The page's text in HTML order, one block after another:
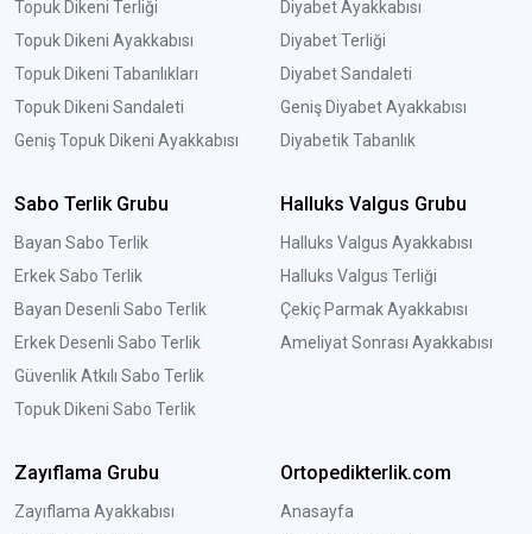
Topuk Dikeni Terliği
Topuk Dikeni Ayakkabısı
Topuk Dikeni Tabanlıkları
Topuk Dikeni Sandaleti
Geniş Topuk Dikeni Ayakkabısı
Diyabet Ayakkabısı
Diyabet Terliği
Diyabet Sandaleti
Geniş Diyabet Ayakkabısı
Diyabetik Tabanlık
Sabo Terlik Grubu
Bayan Sabo Terlik
Erkek Sabo Terlik
Bayan Desenli Sabo Terlik
Erkek Desenli Sabo Terlik
Güvenlik Atkılı Sabo Terlik
Topuk Dikeni Sabo Terlik
Halluks Valgus Grubu
Halluks Valgus Ayakkabısı
Halluks Valgus Terliği
Çekiç Parmak Ayakkabısı
Ameliyat Sonrası Ayakkabısı
Zayıflama Grubu
Zayıflama Ayakkabısı
Ortopedikterlik.com
Anasayfa